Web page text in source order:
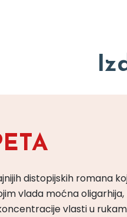
distopijskih romana
vlada moćna
vlasti u